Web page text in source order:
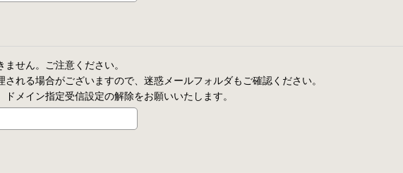
せん。ご注意ください。
れる場合がございますので、迷惑メールフォルダもご確認ください。
メイン指定受信設定の解除をお願いいたします。